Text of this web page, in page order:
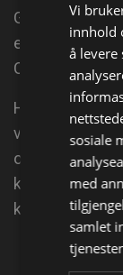
Golden Globe-
en fjerde
CBI-
Han har en
vanskelige
konfrontasjon
konsekvenser.
Vi
innhold
å levere
sosiale
med
samlet